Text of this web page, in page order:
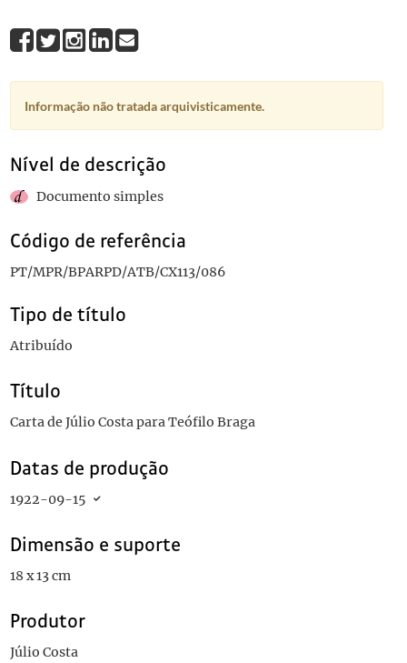
Informação não tratada arquivisticamente.
Nível de descrição
Documento simples
Código de referência
PT/MPR/BPARPD/ATB/CX113/086
Tipo de título
Atribuído
Título
Carta de Júlio Costa para Teófilo Braga
Datas de produção
1922-09-15
Dimensão e suporte
18 x 13 cm
Produtor
Júlio Costa